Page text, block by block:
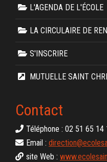
L'AGENDA DE L'ÉCOLE
LA CIRCULAIRE DE
S'INSCRIRE
MUTUELLE SAINT
Contact
Téléphone : 02 51 65 14
Email :
site Web :